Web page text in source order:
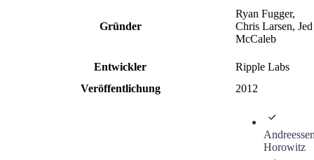
Gründer
Ryan Fugger,
Chris Larsen, Jed
McCaleb
Entwickler
Ripple Labs
Veröffentlichung
2012
Horowitz